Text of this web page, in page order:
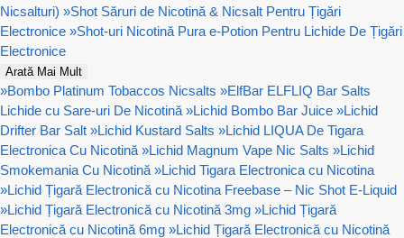
Nicsalturi) »Shot Săruri de Nicotină & Nicsalt Pentru Țigări
Electronice »Shot-uri Nicotină Pura e-Potion Pentru Lichide De Țigări
Electronice
Arată Mai Mult
»Bombo Platinum Tobaccos Nicsalts »ElfBar ELFLIQ Bar Salts
Lichide cu Sare-uri De Nicotină »Lichid Bombo Bar Juice »Lichid
Drifter Bar Salt »Lichid Kustard Salts »Lichid LIQUA De Tigara
Electronica Cu Nicotină »Lichid Magnum Vape Nic Salts »Lichid
Smokemania Cu Nicotină »Lichid Tigara Electronica cu Nicotina
»Lichid Țigară Electronică cu Nicotina Freebase – Nic Shot E-Liquid
»Lichid Țigară Electronică cu Nicotină 3mg »Lichid Țigară
Electronică cu Nicotină 6mg »Lichid Țigară Electronică cu Nicotină